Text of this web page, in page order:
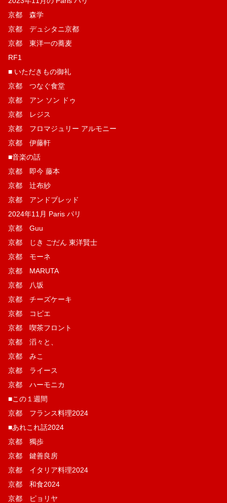
京都 森学
京都 デュシタニ京都
京都 東洋一の蕎麦
RF1
■ いただきもの御礼
京都 つなぐ食堂
京都 アン ソン ドゥ
京都 レジス
京都 フロマジュリー アルモニー
京都 伊藤軒
■音楽の話
京都 即今 藤本
京都 辻布紗
京都 アンドブレッド
2024年11月 Paris パリ
京都 Guu
京都 じき ごだん 東洋賢士
京都 モーネ
京都 MARUTA
京都 八坂
京都 チーズケーキ
京都 コピエ
京都 喫茶フロント
京都 滔々と、
京都 みこ
京都 ライース
京都 ハーモニカ
■この１週間
京都 フランス料理2024
■あれこれ話2024
京都 獨歩
京都 鍵善良房
京都 イタリア料理2024
京都 和食2024
京都 ピョリヤ